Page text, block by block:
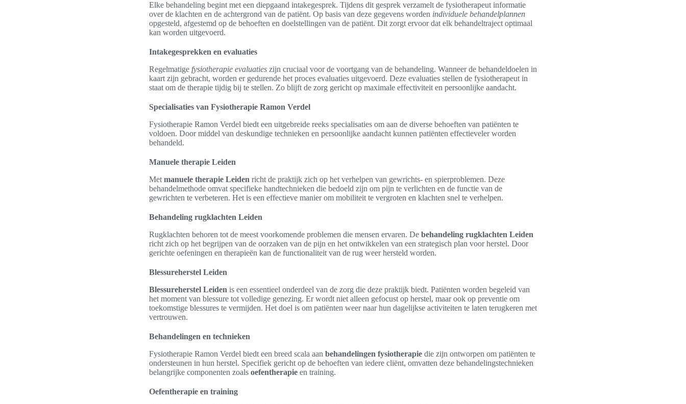
Elke behandeling begint met een diepgaand intakegesprek. Tijdens dit gesprek verzamelt de fysiotherapeut informatie
over de klachten en de achtergrond van de patiënt. Op basis van deze gegevens worden individuele behandelplannen
opgesteld, afgestemd op de behoeften en doelstellingen van de patiënt. Dit zorgt ervoor dat elk behandeltraject optimaal
kan worden uitgevoerd.
Intakegesprekken en evaluaties
Regelmatige fysiotherapie evaluaties zijn cruciaal voor de voortgang van de behandeling. Wanneer de behandeldoelen in
kaart zijn gebracht, worden er gedurende het proces evaluaties uitgevoerd. Deze evaluaties stellen de fysiotherapeut in
staat om de therapie tijdig bij te stellen. Zo blijft de zorg gericht op maximale effectiviteit en persoonlijke aandacht.
Specialisaties van Fysiotherapie Ramon Verdel
Fysiotherapie Ramon Verdel biedt een uitgebreide reeks specialisaties om aan de diverse behoeften van patiënten te
voldoen. Door middel van deskundige technieken en persoonlijke aandacht kunnen patiënten effectieveler worden
behandeld.
Manuele therapie Leiden
Met manuele therapie Leiden richt de praktijk zich op het verhelpen van gewrichts- en spierproblemen. Deze
behandelmethode omvat specifieke handtechnieken die bedoeld zijn om pijn te verlichten en de functie van de
gewrichten te verbeteren. Het is een effectieve manier om mobiliteit te vergroten en klachten snel te verhelpen.
Behandeling rugklachten Leiden
Rugklachten behoren tot de meest voorkomende problemen die mensen ervaren. De behandeling rugklachten Leiden
richt zich op het begrijpen van de oorzaken van de pijn en het ontwikkelen van een strategisch plan voor herstel. Door
gerichte oefeningen en therapieën kan de functionaliteit van de rug weer hersteld worden.
Blessureherstel Leiden
Blessureherstel Leiden is een essentieel onderdeel van de zorg die deze praktijk biedt. Patiënten worden begeleid van
het moment van blessure tot volledige genezing. Er wordt niet alleen gefocust op herstel, maar ook op preventie om
toekomstige blessures te vermijden. Het doel is om patiënten weer naar hun dagelijkse activiteiten te laten terugkeren met
vertrouwen.
Behandelingen en technieken
Fysiotherapie Ramon Verdel biedt een breed scala aan behandelingen fysiotherapie die zijn ontworpen om patiënten te
ondersteunen in hun herstel. Specifiek gericht op de behoeften van iedere cliënt, omvatten deze behandelingstechnieken
belangrijke componenten zoals oefentherapie en training.
Oefentherapie en training